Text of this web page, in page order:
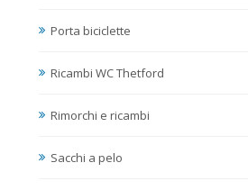
Porta biciclette
Ricambi WC Thetford
Rimorchi e ricambi
Sacchi a pelo